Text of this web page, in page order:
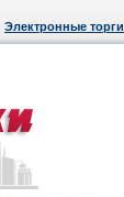
Электронные торги